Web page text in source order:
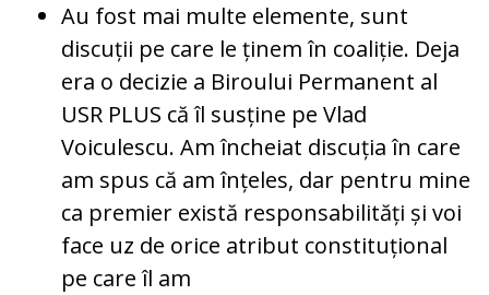
Au fost mai multe elemente, sunt
discuții pe care le ținem în coaliție. Deja
era o decizie a Biroului Permanent al
USR PLUS că îl susține pe Vlad
Voiculescu. Am încheiat discuția în care
am spus că am înțeles, dar pentru mine
ca premier există responsabilități și voi
face uz de orice atribut constituțional
pe care îl am